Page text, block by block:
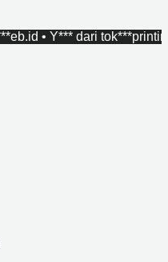
dari tok***printing.com